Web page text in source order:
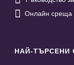
 Онлайн среща
НАЙ-ТЪРСЕНИ